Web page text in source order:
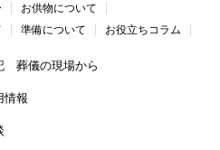
お供物について
準備について お役立ちコラム
葬儀の現場から
情報